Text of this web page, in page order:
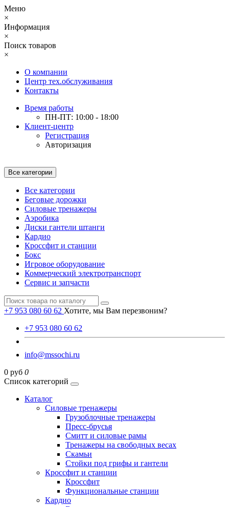
Меню
×
Информация
×
Поиск товаров
×
О компании
Центр тех.обслуживания
Контакты
Время работы
ПН-ПТ: 10:00 - 18:00
Клиент-центр
Регистрация
Авторизация
Все категории
Все категории
Беговые дорожки
Силовые тренажеры
Аэробика
Диски гантели штанги
Кардио
Кроссфит и станции
Бокс
Игровое оборудование
Коммерческий электротранспорт
Сервис и запчасти
+7 953 080 60 62 Хотите, мы Вам перезвоним?
+7 953 080 60 62
info@mssochi.ru
0 руб 0
Список категорий
Каталог
Силовые тренажеры
Грузоблочные тренажеры
Пресс-брусья
Смитт и силовые рамы
Тренажеры на свободных весах
Скамьи
Стойки под грифы и гантели
Кроссфит и станции
Кроссфит
Функциональные станции
Кардио